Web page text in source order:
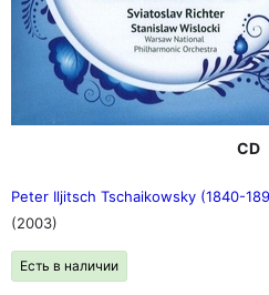
CD
Peter Iljitsch Tschaikowsky (1840-
(2003)
Есть в наличии